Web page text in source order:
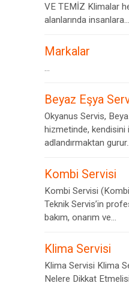
VE TEMİZ Klimalar
alanlarında insanlara...
Markalar
...
Beyaz Eşya
Okyanus Servis,
hizmetinde,
adlandırmaktan
Kombi Servisi
Kombi Servisi
Teknik Servis’in
bakım, onarım ve...
Klima Servisi
Klima Servisi Klima
Nelere Dikkat